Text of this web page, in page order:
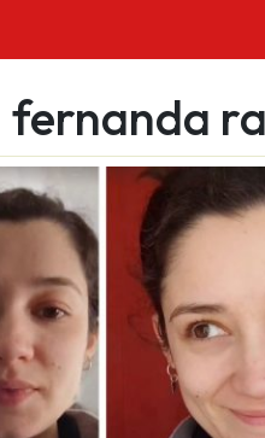
fernanda